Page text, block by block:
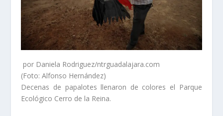
por Daniela Rodriguez/ntrguadalajara.com
(Foto: Alfonso Hernández)
Decenas de papalotes llenaron de colores el Parque
Ecológico Cerro de la Reina.